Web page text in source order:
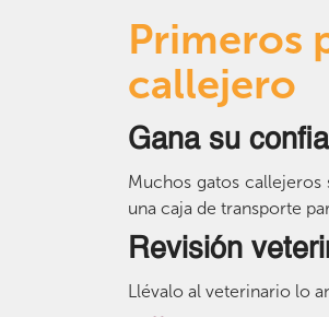
Primeros
callejero
Gana su
Muchos gatos
una caja de transporte
Revisión
Llévalo al veterinario lo